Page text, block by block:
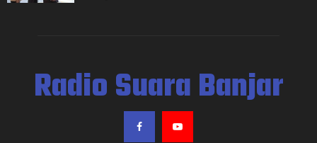
Radio Suara Banjar